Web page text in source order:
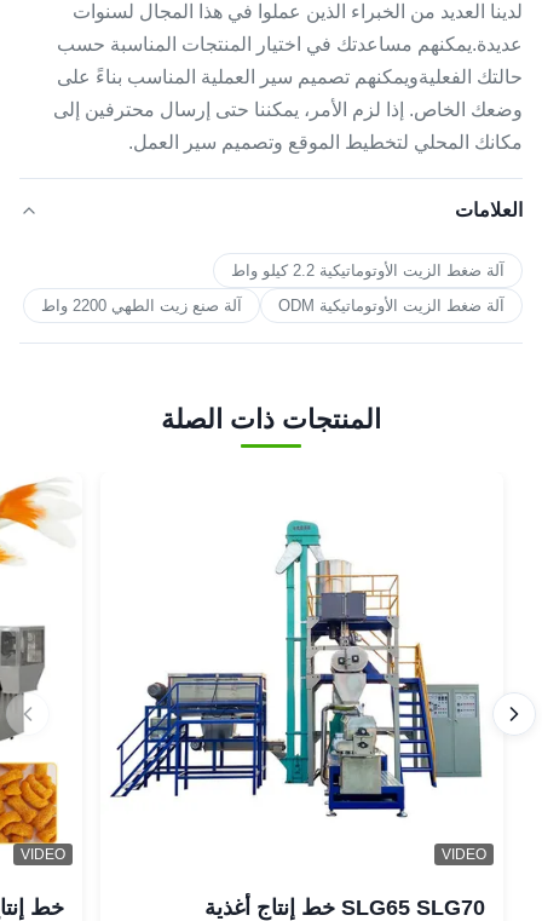
لدينا العديد من الخبراء الذين عملوا في هذا المجال لسنوات
عديدة.يمكنهم مساعدتك في اختيار المنتجات المناسبة حسب
حالتك الفعليةويمكنهم تصميم سير العملية المناسب بناءً على
وضعك الخاص. إذا لزم الأمر، يمكننا حتى إرسال محترفين إلى
مكانك المحلي لتخطيط الموقع وتصميم سير العمل.
العلامات
آلة ضغط الزيت الأوتوماتيكية 2.2 كيلو واط
آلة ضغط الزيت الأوتوماتيكية ODM
آلة صنع زيت الطهي 2200 واط
المنتجات ذات الصلة
VIDEO
SLG65 SLG70 خط إنتاج أغذية
VIDEO
خط